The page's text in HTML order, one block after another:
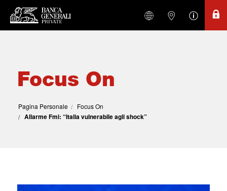
Focus On
Pagina Personale Focus On
Allarme Fmi: “Italia vulnerabile agli shock”